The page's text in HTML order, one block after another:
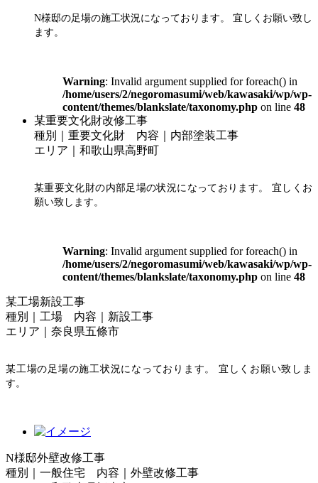
N様邸の足場の施工状況になっております。 宜しくお願い致し
ます。
Warning: Invalid argument supplied for foreach() in
/home/users/2/negoromasumi/web/kawasaki/wp/wp-
content/themes/blankslate/taxonomy.php on line 48
某重要文化財改修工事
種別｜重要文化財 内容｜内部塗装工事
エリア｜和歌山県高野町
某重要文化財の内部足場の状況になっております。 宜しくお
願い致します。
Warning: Invalid argument supplied for foreach() in
/home/users/2/negoromasumi/web/kawasaki/wp/wp-
content/themes/blankslate/taxonomy.php on line 48
某工場新設工事
種別｜工場 内容｜新設工事
エリア｜奈良県五條市
某工場の足場の施工状況になっております。 宜しくお願い致しま
す。
N様邸外壁改修工事
種別｜一般住宅 内容｜外壁改修工事